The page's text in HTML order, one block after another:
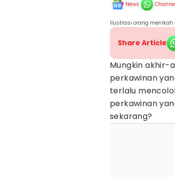
News
Ilustrasi orang
Share Article
Mungkin akhir-
perkawinan
terlalu
perkawinan
sekarang?